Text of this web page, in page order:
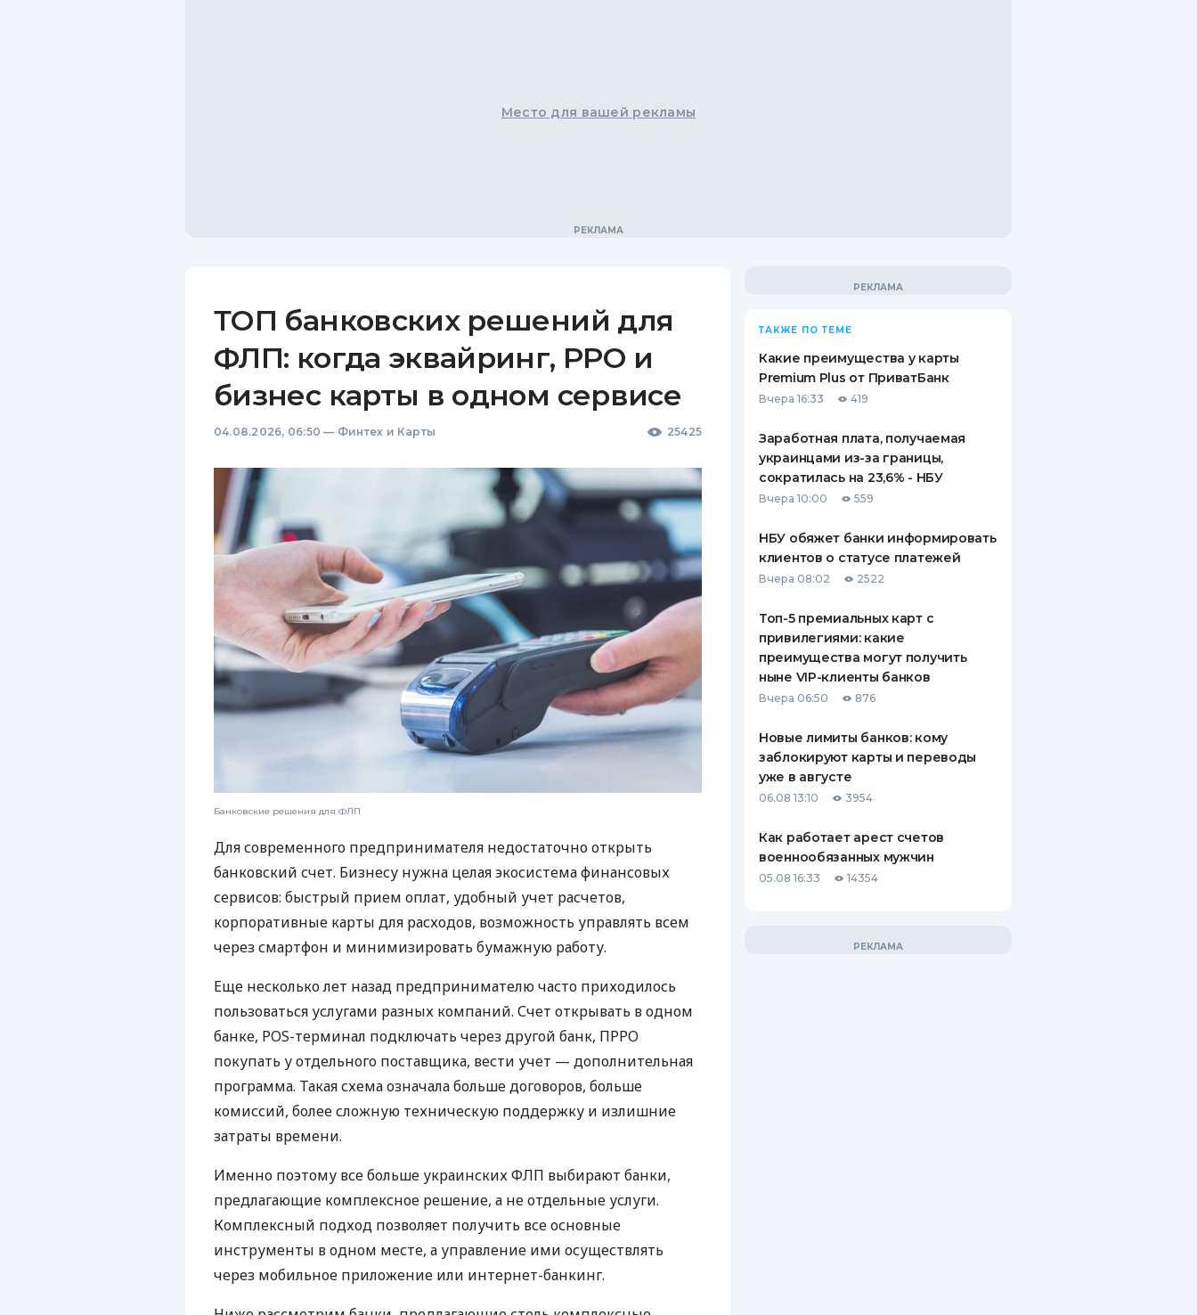
Место для вашей рекламы
ТОП банковских решений для
ФЛП: когда эквайринг, РРО и
бизнес карты в одном сервисе
04.08.2026, 06:50 — Финтех и Карты 25425
Банковские решения для ФЛП
Для современного предпринимателя недостаточно открыть
банковский счет. Бизнесу нужна целая экосистема финансовых
сервисов: быстрый прием оплат, удобный учет расчетов,
корпоративные карты для расходов, возможность управлять всем
через смартфон и минимизировать бумажную работу.
Еще несколько лет назад предпринимателю часто приходилось
пользоваться услугами разных компаний. Счет открывать в одном
банке, POS-терминал подключать через другой банк, ПРРО
покупать у отдельного поставщика, вести учет — дополнительная
программа. Такая схема означала больше договоров, больше
комиссий, более сложную техническую поддержку и излишние
затраты времени.
Именно поэтому все больше украинских ФЛП выбирают банки,
предлагающие комплексное решение, а не отдельные услуги.
Комплексный подход позволяет получить все основные
инструменты в одном месте, а управление ими осуществлять
через мобильное приложение или интернет-банкинг.
ТАКЖЕ ПО ТЕМЕ
Какие преимущества у карты
Premium Plus от ПриватБанк
Вчера 16:33 419
Заработная плата, получаемая
украинцами из-за границы,
сократилась на 23,6% - НБУ
Вчера 10:00 559
НБУ обяжет банки информировать
клиентов о статусе платежей
Вчера 08:02 2522
Топ-5 премиальных карт с
привилегиями: какие
преимущества могут получить
ныне VIP-клиенты банков
Вчера 06:50 876
Новые лимиты банков: кому
заблокируют карты и переводы
уже в августе
06.08 13:10 3954
Как работает арест счетов
военнообязанных мужчин
05.08 16:33 14354